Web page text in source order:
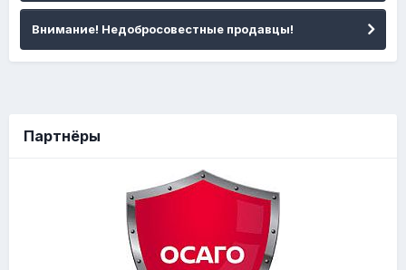
Внимание! Недобросовестные продавцы!
Партнёры